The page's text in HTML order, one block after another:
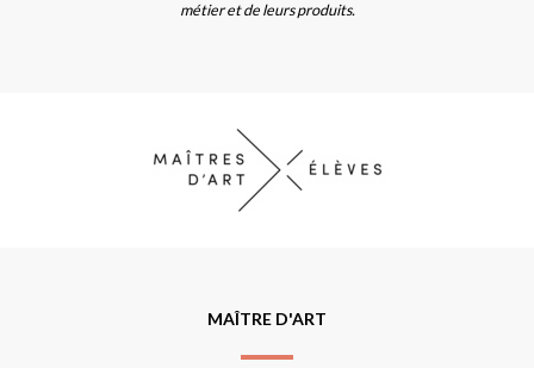
métier et de leurs produits.
MAÎTRE D'ART